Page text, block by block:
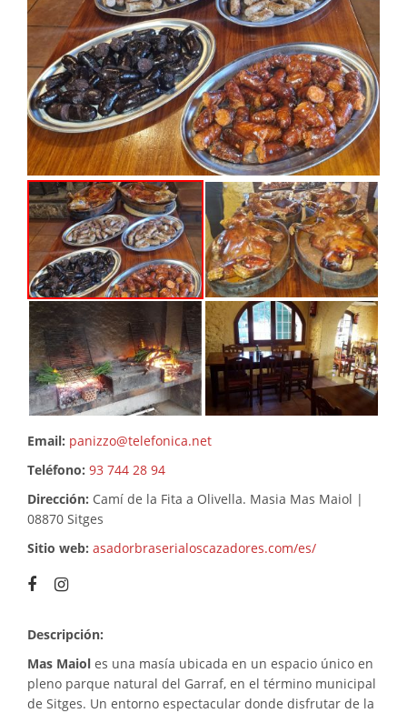
Email: panizzo@telefonica.net
Teléfono: 93 744 28 94
Dirección: Camí de la Fita a Olivella. Masia Mas Maiol |
08870 Sitges
Sitio web: asadorbraserialoscazadores.com/es/
Descripción:
Mas Maiol es una masía ubicada en un espacio único en
pleno parque natural del Garraf, en el término municipal
de Sitges. Un entorno espectacular donde disfrutar de la